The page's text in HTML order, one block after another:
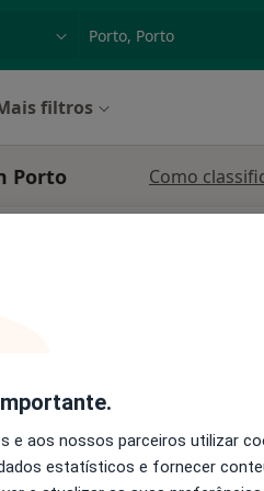
filtros
Porto Como
Solicite um
e aos nossos parceiros utilizar
estatísticos e fornecer